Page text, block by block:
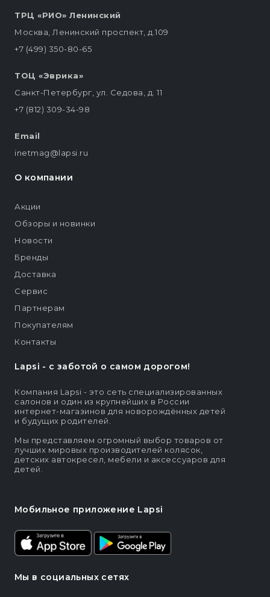
Lapsi - c заботой о самом дорогом!
Компания Lapsi - это сеть специализированных
салонов и один из крупнейших в России
интернет-магазинов для новорождённых детей
и будущих родителей.
Мы представляем огромный выбор товаров от
лучших мировых производителей колясок,
детских автокресел, мебели и аксессуаров для
детей.
Мобильное приложение Lapsi
Мы в социальных сетях
ТРЦ «РИО» Ленинский
Москва, Ленинский проспект, д.109
+7 (499) 350-80-65
ТОЦ «Эврика»
Санкт-Петербург, ул. Седова, д. 11
+7 (812) 309-34-98
Email
inetmag@lapsi.ru
О компании
Акции
Обзоры и новинки
Новости
Бренды
Доставка
Сервис
Партнерам
Покупателям
Контакты